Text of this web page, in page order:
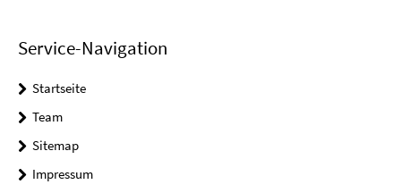
Service-Navigation
Startseite
Team
Sitemap
Impressum